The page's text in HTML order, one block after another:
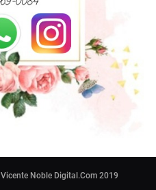
Vicente Noble Digital.Com 2019